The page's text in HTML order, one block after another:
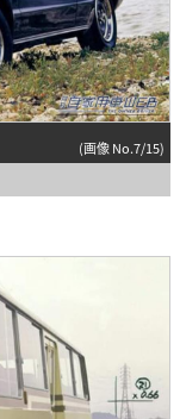
(画像 No.7/15)